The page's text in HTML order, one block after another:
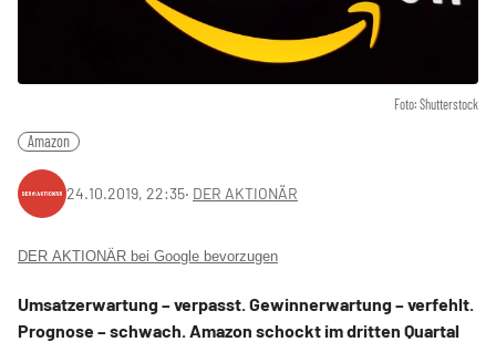
Foto: Shutterstock
Amazon
24.10.2019, 22:35‧ DER AKTIONÄR
DER AKTIONÄR bei Google bevorzugen
Umsatzerwartung – verpasst. Gewinnerwartung – verfehlt.
Prognose – schwach. Amazon schockt im dritten Quartal